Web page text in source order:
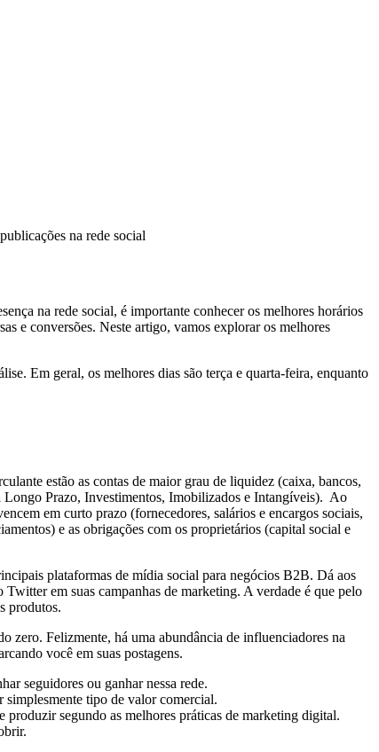
na rede social
na rede social, é importante conhecer os melhores horários
e conversões. Neste artigo, vamos explorar os melhores
Em geral, os melhores dias são terça e quarta-feira, enquanto
estão as contas de maior grau de liquidez (caixa, bancos,
Longo Prazo, Investimentos, Imobilizados e Intangíveis). Ao
em curto prazo (fornecedores, salários e encargos sociais,
e as obrigações com os proprietários (capital social e
plataformas de mídia social para negócios B2B. Dá aos
em suas campanhas de marketing. A verdade é que pelo
produtos.
zero. Felizmente, há uma abundância de influenciadores na
você em suas postagens.
seguidores ou ganhar nessa rede.
simplesmente tipo de valor comercial.
produzir segundo as melhores práticas de marketing digital.